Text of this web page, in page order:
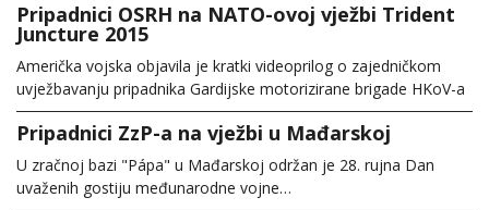
Pripadnici OSRH na NATO-ovoj vježbi Trident
Juncture 2015
Američka vojska objavila je kratki videoprilog o zajedničkom
uvježbavanju pripadnika Gardijske motorizirane brigade HKoV-a
Pripadnici ZzP-a na vježbi u Mađarskoj
U zračnoj bazi "Pápa" u Mađarskoj održan je 28. rujna Dan
uvaženih gostiju međunarodne vojne…